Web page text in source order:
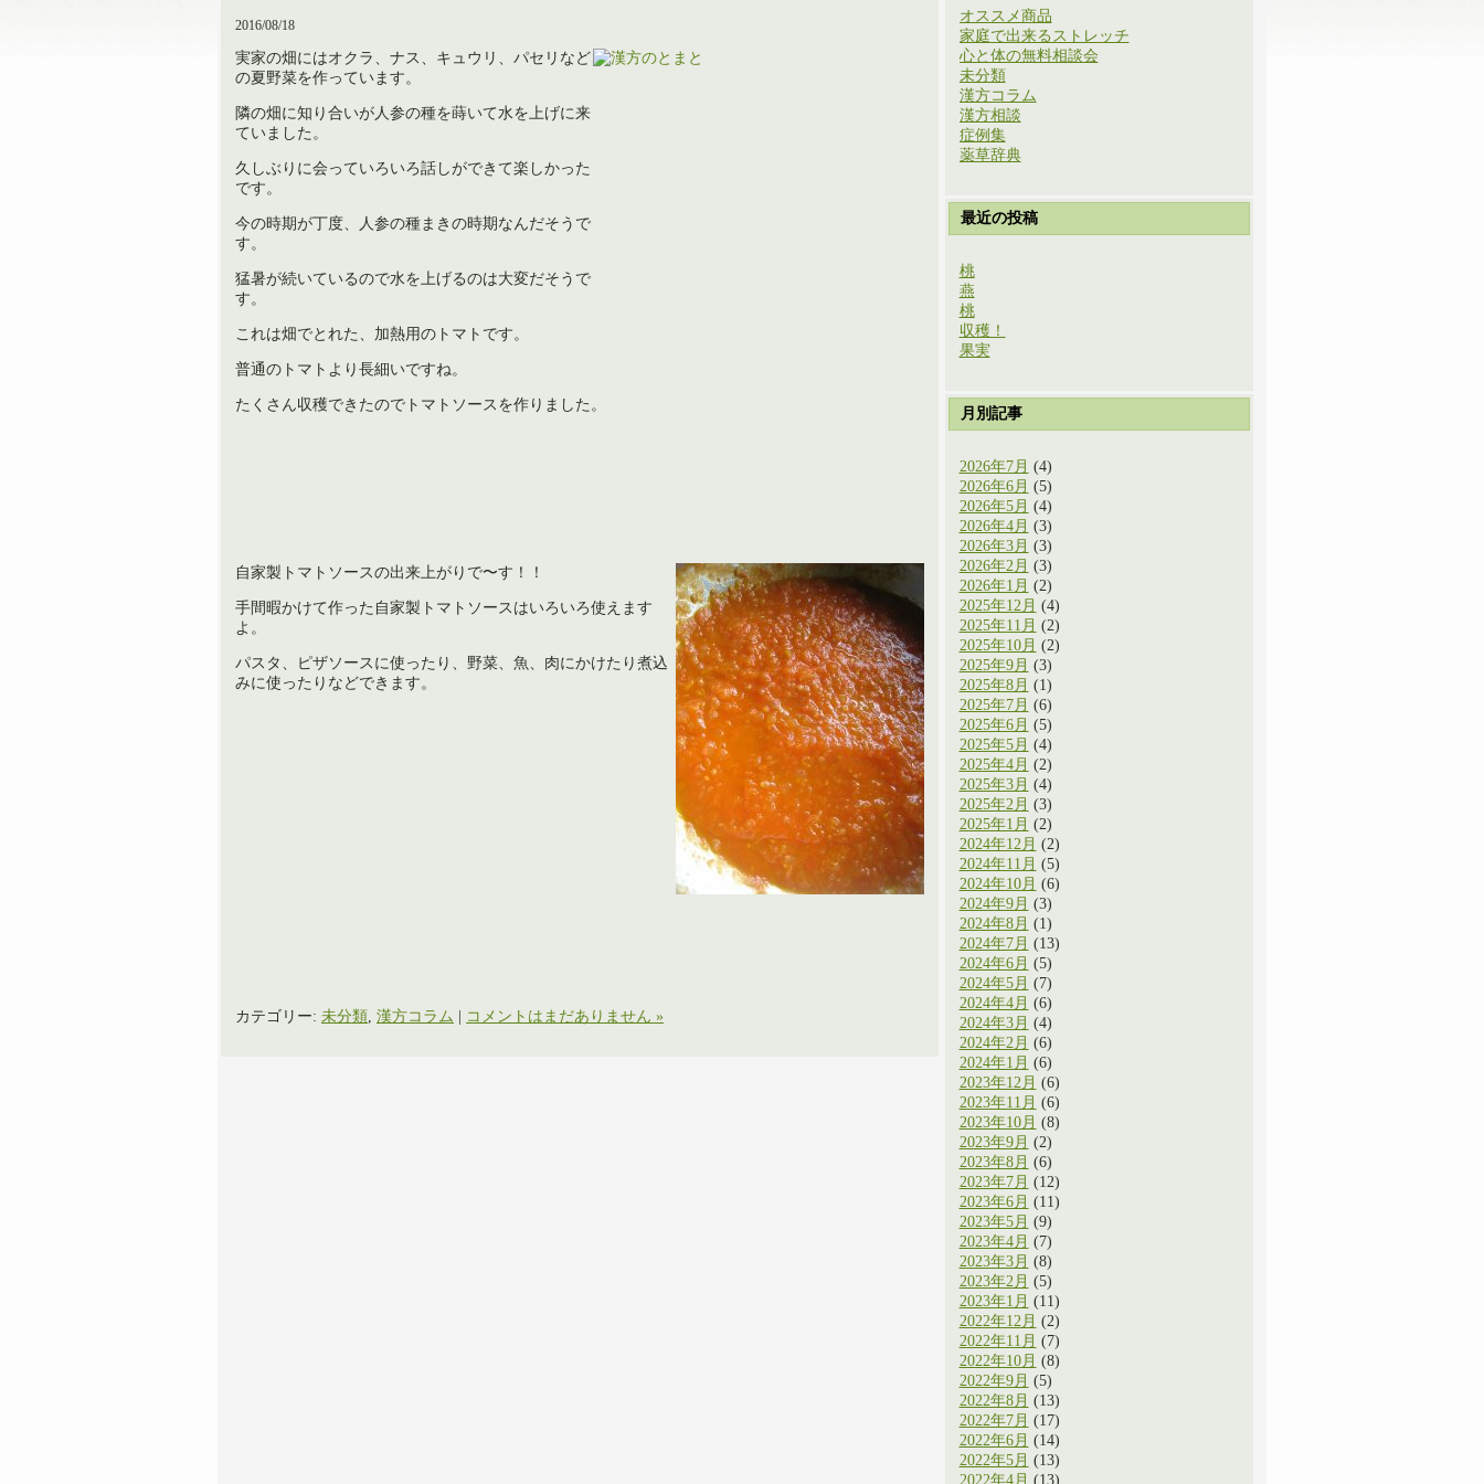
2016/08/18
実家の畑にはオクラ、ナス、キュウリ、パセリなど
の夏野菜を作っています。
隣の畑に知り合いが人参の種を蒔いて水を上げに来
ていました。
久しぶりに会っていろいろ話しができて楽しかった
です。
今の時期が丁度、人参の種まきの時期なんだそうで
す。
猛暑が続いているので水を上げるのは大変だそうで
す。
これは畑でとれた、加熱用のトマトです。
普通のトマトより長細いですね。
たくさん収穫できたのでトマトソースを作りました。
自家製トマトソースの出来上がりで〜す！！
手間暇かけて作った自家製トマトソースはいろいろ使えます
よ。
パスタ、ピザソースに使ったり、野菜、魚、肉にかけたり煮込
みに使ったりなどできます。
カテゴリー: 未分類 漢方コラム コメントはまだありません »
オススメ商品
家庭で出来るストレッチ
心と体の無料相談会
未分類
漢方コラム
漢方相談
症例集
薬草辞典
最近の投稿
桃
燕
桃
収穫！
果実
月別記事
2026年7月 (4)
2026年6月 (5)
2026年5月 (4)
2026年4月 (3)
2026年3月 (3)
2026年2月 (3)
2026年1月 (2)
2025年12月 (4)
2025年11月 (2)
2025年10月 (2)
2025年9月 (3)
2025年8月 (1)
2025年7月 (6)
2025年6月 (5)
2025年5月 (4)
2025年4月 (2)
2025年3月 (4)
2025年2月 (3)
2025年1月 (2)
2024年12月 (2)
2024年11月 (5)
2024年10月 (6)
2024年9月 (3)
2024年8月 (1)
2024年7月 (13)
2024年6月 (5)
2024年5月 (7)
2024年4月 (6)
2024年3月 (4)
2024年2月 (6)
2024年1月 (6)
2023年12月 (6)
2023年11月 (6)
2023年10月 (8)
2023年9月 (2)
2023年8月 (6)
2023年7月 (12)
2023年6月 (11)
2023年5月 (9)
2023年4月 (7)
2023年3月 (8)
2023年2月 (5)
2023年1月 (11)
2022年12月 (2)
2022年11月 (7)
2022年10月 (8)
2022年9月 (5)
2022年8月 (13)
2022年7月 (17)
2022年6月 (14)
2022年5月 (13)
2022年4月 (13)